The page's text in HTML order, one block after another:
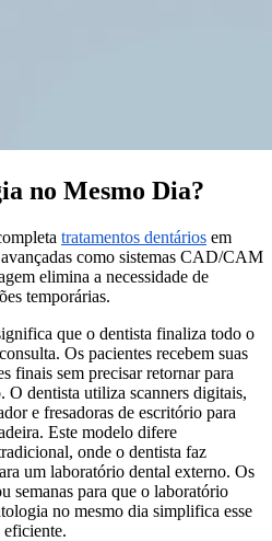
no Mesmo Dia?
tratamentos dentários em
como sistemas CAD/CAM
elimina a necessidade de
temporárias.
que o dentista finaliza todo o
Os pacientes recebem suas
finais sem precisar retornar para
O dentista utiliza scanners digitais,
e fresadoras de escritório para
Este modelo difere
onde o dentista faz
um laboratório dental externo. Os
semanas para que o laboratório
no mesmo dia simplifica esse
eficiente.